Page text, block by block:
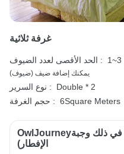
غرفة ثلاثية
الحد الأقصى لعدد الضيوف :
يمكنك إضافة ضيف (ضيوف)
نوع السرير :
Double * 2
حجم الغرفة : 6Square Meters
OwlJourneyالمشروع (بما في ذلك وجبة
الإفطار)